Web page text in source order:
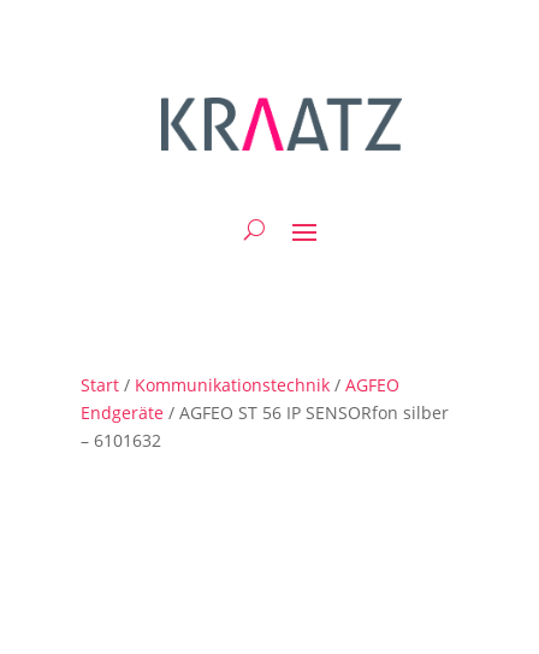
Start / Kommunikationstechnik /AGFEO
Endgeräte / AGFEO ST 56 IP SENSORfon silber
– 6101632